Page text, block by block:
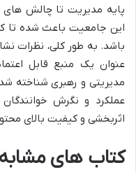
پایه مدیریت تا چالش
این جامعیت باعث شده تا
باشد. به طور کلی، نظرات
عنوان یک منبع قابل
مدیریتی و رهبری شناخته
عملکرد و نگرش
اثربخشی و کیفیت بالای
کتاب های مشابه